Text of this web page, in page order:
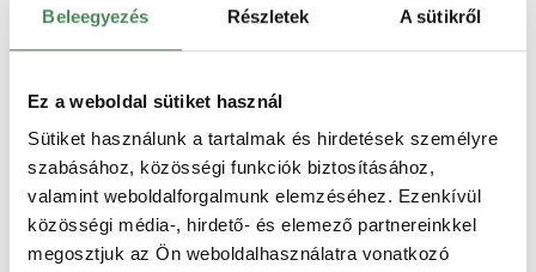
Beleegyezés Részletek A sütikről
Ez a weboldal sütiket használ
Sütiket használunk a tartalmak és hirdetések személyre
szabásához, közösségi funkciók biztosításához,
valamint weboldalforgalmunk elemzéséhez. Ezenkívül
közösségi média-, hirdető- és elemező partnereinkkel
megosztjuk az Ön weboldalhasználatra vonatkozó
webshop érzi a karácsony előtti
rendelések miatti túlterheltséget. Ez
webshop működésében és
amik máskor jobb…
Elolvasom
Elállási jog